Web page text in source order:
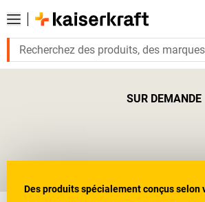
SUR DEMANDE
Des produits spécialement conçus selon